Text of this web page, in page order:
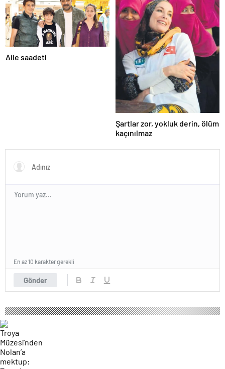
Aile saadeti
Şartlar zor, yokluk derin, ölüm
kaçınılmaz
Gönder
En az 10 karakter gerekli